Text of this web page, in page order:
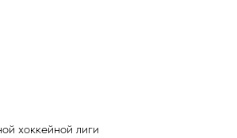
хоккейной лиги